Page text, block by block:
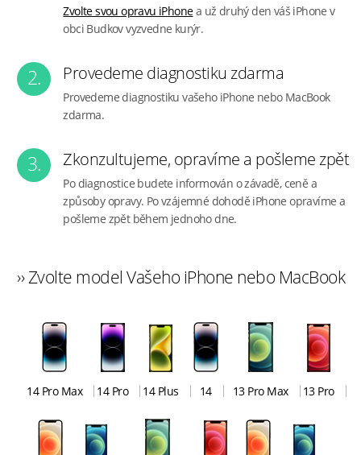
Zvolte svou opravu iPhonea už druhý den váš iPhone v
obci Budkov vyzvedne kurýr.
2. Provedeme diagnostiku zdarma
Provedeme diagnostiku vašeho iPhone nebo MacBook
zdarma.
3. Zkonzultujeme, opravíme a pošleme zpět
Po diagnostice budete informován o závadě, ceně a
způsoby opravy. Po vzájemné dohodě iPhone opravíme a
pošleme zpět během jednoho dne.
›› Zvolte model Vašeho iPhone nebo MacBook
14 Pro Max 14 Pro 14 Plus 14 13 Pro Max 13 Pro